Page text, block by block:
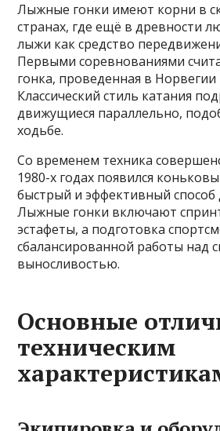
Лыжные гонки имеют корни в
странах, где ещё в древности
лыжи как средство
Первыми соревнованиями
гонка, проведенная в Норвегии
Классический стиль катания
движущиеся параллельно,
ходьбе.
Со временем техника
1980-х годах появился
быстрый и эффективный способ
Лыжные гонки включают
эстафеты, а подготовка
сбалансированной работы над
выносливостью.
Основные
техническим